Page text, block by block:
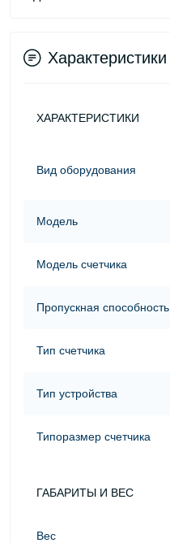
Характеристики
ХАРАКТЕРИСТИКИ
Вид оборудования
Модель
Модель счетчика
Пропускная способность
Тип счетчика
Тип устройства
Типоразмер счетчика
ГАБАРИТЫ И ВЕС
Вес